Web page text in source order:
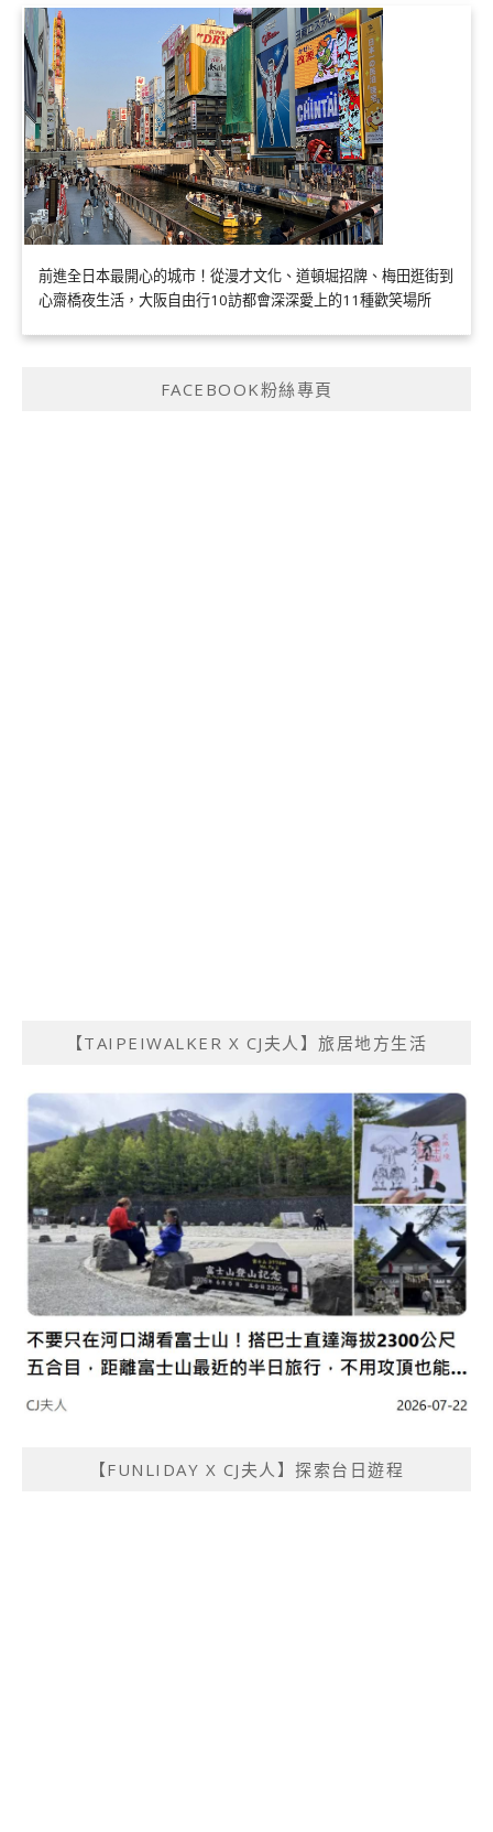
前進全日本最開心的城市！從漫才文化、道頓堀招牌、梅田逛街到
心齋橋夜生活，大阪自由行10訪都會深深愛上的11種歡笑場所
FACEBOOK粉絲專頁
【TAIPEIWALKER X CJ夫人】旅居地方生活
【FUNLIDAY X CJ夫人】探索台日遊程